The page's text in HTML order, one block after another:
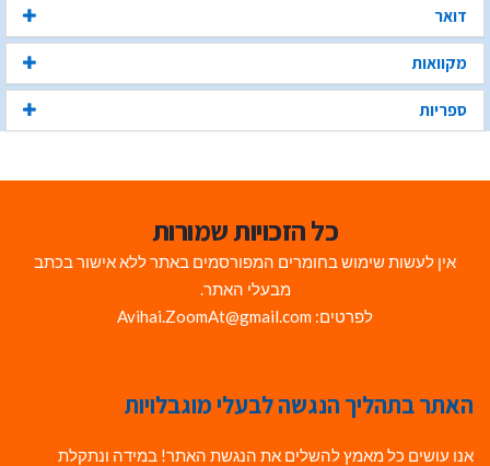
דואר
מקוואות
ספריות
כל הזכויות שמורות
אין לעשות שימוש בחומרים המפורסמים באתר ללא אישור בכתב
מבעלי האתר.
לפרטים: Avihai.ZoomAt@gmail.com
האתר בתהליך הנגשה לבעלי מוגבלויות
אנו עושים כל מאמץ להשלים את הנגשת האתר! במידה ונתקלת